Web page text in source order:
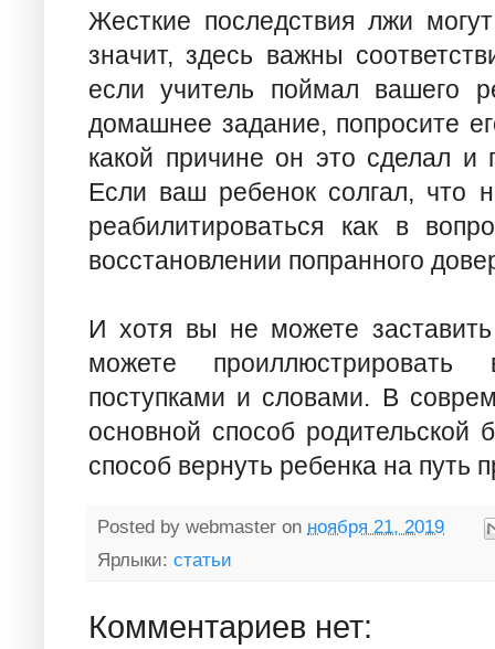
Жесткие последствия лжи
значит, здесь важны
если учитель поймал вашего
домашнее задание, попросите
какой причине он это сделал и
Если ваш ребенок солгал, что
реабилитироваться как в
восстановлении попранного
И хотя вы не можете заставить
можете проиллюстрировать
поступками и словами. В
основной способ родительской
способ вернуть ребенка на путь
Posted by webmaster on ноября 21, 2019
Ярлыки: статьи
Комментариев нет: